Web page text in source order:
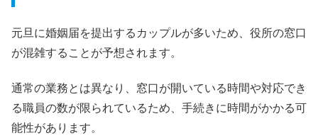
元旦に婚姻届を提出するカップルが多いため、役所の窓口
が混雑することが予想されます。
通常の業務とは異なり、窓口が開いている時間や対応でき
る職員の数が限られているため、手続きに時間がかかる可
能性があります。